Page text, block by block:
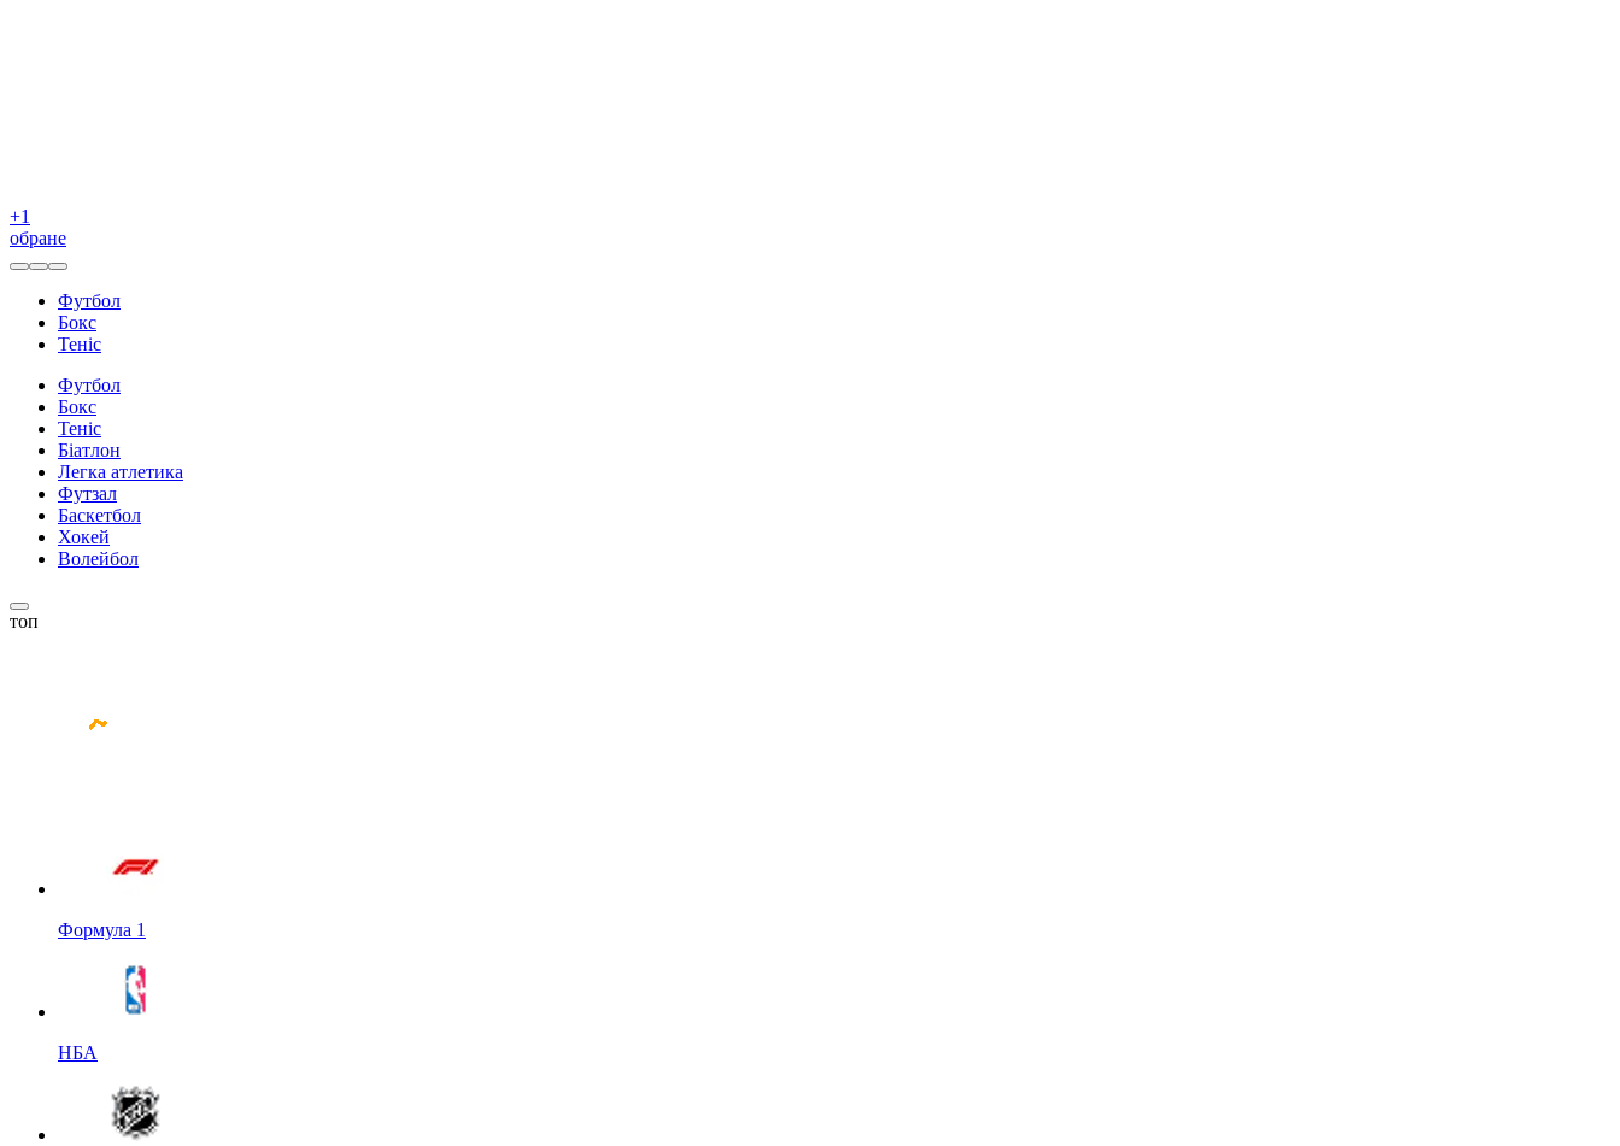
+1
обране
Футбол
Бокс
Теніс
Футбол
Бокс
Теніс
Біатлон
Легка атлетика
Футзал
Баскетбол
Хокей
Волейбол
топ
Формула 1
НБА